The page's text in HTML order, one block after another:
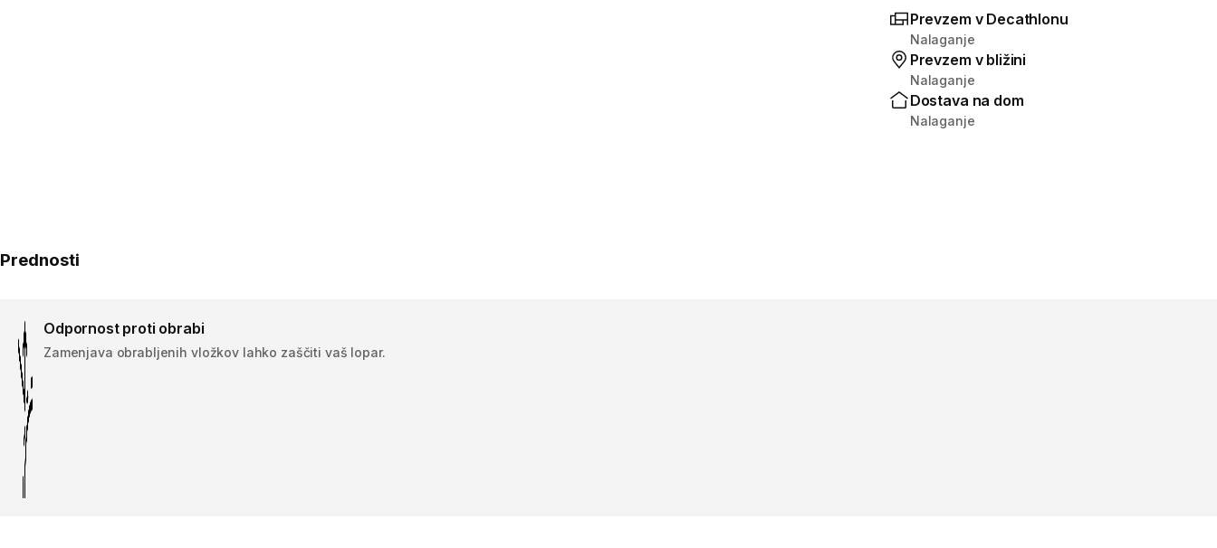
Prevzem v Decathlonu
Nalaganje
Prevzem v bližini
Nalaganje
Dostava na dom
Nalaganje
Prednosti
Odpornost proti obrabi
Zamenjava obrabljenih vložkov lahko zaščiti vaš lopar.